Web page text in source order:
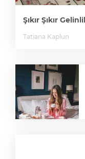
Şıkır Şıkır
Tatiana Kaplun